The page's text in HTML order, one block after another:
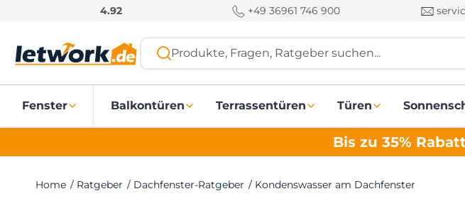
o
4.92 +49 36961 746 900
Produkte, Fragen, Ratgeber suchen...
Fenster Balkontüren Terrassentüren Türen
Bis zu 35%
Home / Ratgeber / Dachfenster-Ratgeber / Kondenswasser am Dachfenster